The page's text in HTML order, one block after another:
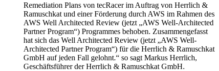
Remediation Plans von tecRacer im Auftrag von Herrlich &
Ramuschkat und einer Förderung durch AWS im Rahmen des
AWS Well Architected Review (jetzt „AWS Well-Architected
Partner Program“) Programmes behoben. Zusammengefasst
hat sich das Well Architected Review (jetzt „AWS Well-
Architected Partner Program“) für die Herrlich & Ramuschkat
GmbH auf jeden Fall gelohnt.“ so sagt Markus Herrlich,
Geschäftsführer der Herrlich & Ramuschkat GmbH.